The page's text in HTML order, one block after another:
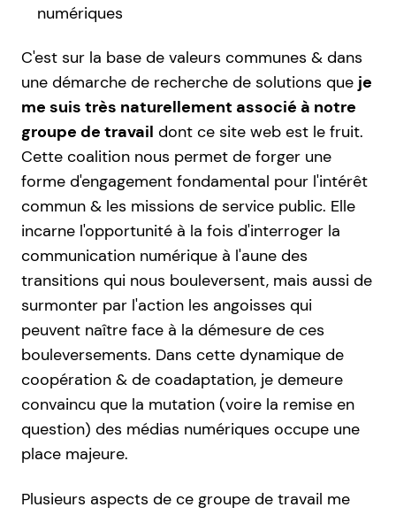
numériques
C'est sur la base de valeurs communes & dans
une démarche de recherche de solutions que je
me suis très naturellement associé à notre
groupe de travail dont ce site web est le fruit.
Cette coalition nous permet de forger une
forme d'engagement fondamental pour l'intérêt
commun & les missions de service public. Elle
incarne l'opportunité à la fois d'interroger la
communication numérique à l'aune des
transitions qui nous bouleversent, mais aussi de
surmonter par l'action les angoisses qui
peuvent naître face à la démesure de ces
bouleversements. Dans cette dynamique de
coopération & de coadaptation, je demeure
convaincu que la mutation (voire la remise en
question) des médias numériques occupe une
place majeure.
Plusieurs aspects de ce groupe de travail me